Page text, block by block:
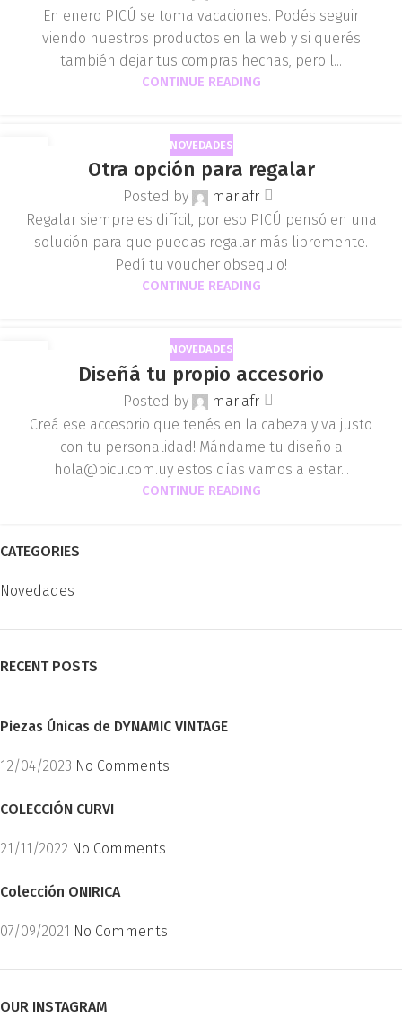
En enero PICÚ se toma vacaciones. Podés seguir
viendo nuestros productos en la web y si querés
también dejar tus compras hechas, pero l...
CONTINUE READING
NOVEDADES
Otra opción para regalar
Posted by
mariafr
Regalar siempre es difícil, por eso PICÚ pensó en una
solución para que puedas regalar más libremente.
Pedí tu voucher obsequio!
CONTINUE READING
NOVEDADES
Diseñá tu propio accesorio
Posted by
mariafr
Creá ese accesorio que tenés en la cabeza y va justo
con tu personalidad! Mándame tu diseño a
hola@picu.com.uy estos días vamos a estar...
CONTINUE READING
CATEGORIES
Novedades
RECENT POSTS
Piezas Únicas de DYNAMIC VINTAGE
12/04/2023 No Comments
COLECCIÓN CURVI
21/11/2022 No Comments
Colección ONIRICA
07/09/2021 No Comments
OUR INSTAGRAM